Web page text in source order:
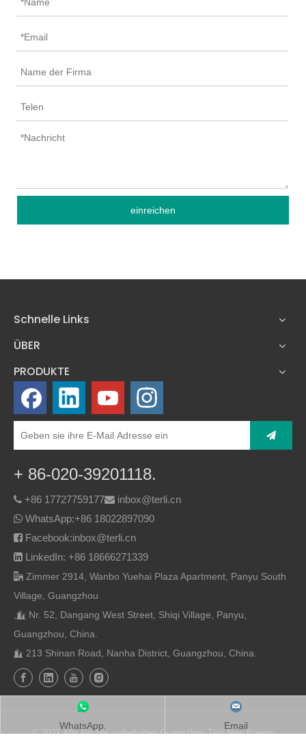
einreichen
Schnelle Links
ÜBER
PRODUKTE
WhatsApp. Email
+ 86-020-39201118.
 +86 17727759177 inbox@terli.cn
 WhatsApp:+86 18022897090
 Facebook:inbox@terli.cn
 LinkedIn: +86 18666271339
 Zimmer 2914, Wanbo Yuehai Plaza Apartment, Panyu South
Village, Guangzhou
 Nr. 52, Dangang West Street, Shiqi Village, Panyu,
Guangzhou, China.
 213 Shinan Road, Nanha District, Guangzhou, China.
© 2021 Alle Rechte vorbehalten Guangzhou Terli New Energy